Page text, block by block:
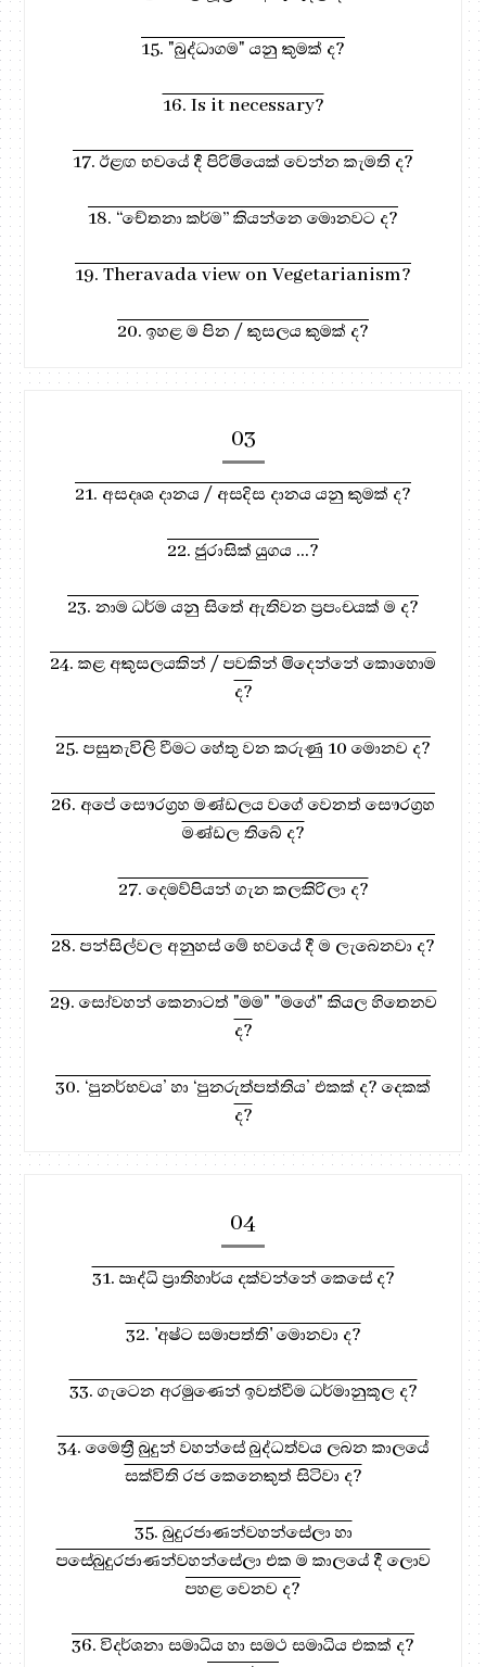
15. "බුද්ධාගම" යනු කුමක් ද?
16. Is it necessary?
17. ඊළඟ භවයේ දී පිරිමියෙක් වෙන්න කැමති ද?
18. “චේතනා කර්ම” කියන්නෙ මොනවට ද?
19. Theravada view on Vegetarianism?
20. ඉහළ ම පින / කුසලය කුමක් ද?
03
21. අසදෘශ දානය / අසදිස දානය යනු කුමක් ද?
22. ජුරාසික් යුගය ...?
23. නාම ධර්ම යනු සිතේ ඇතිවන ප්‍රපංචයක් ම ද?
24. කළ අකුසලයකින් / පවකින් මිදෙන්නේ කොහොම
ද?
25. පසුතැවිලි වීමට හේතු වන කරුණු 10 මොනව ද?
26. අපේ සෞරග්‍රහ මණ්ඩලය වගේ වෙනත් සෞරග්‍රහ
මණ්ඩල තිබේ ද?
27. දෙමව්පියන් ගැන කලකිරිලා ද?
28. පන්සිල්වල අනුහස් මේ භවයේ දී ම ලැබෙනවා ද?
29. සෝවහන් කෙනාටත් "මම" "මගේ" කියල හිතෙනව
ද?
30. ‘පුනර්භවය’ හා ‘පුනරුත්පත්තිය’ එකක් ද? දෙකක්
ද?
04
31. ඍද්ධි ප්‍රාතිහාර්ය දක්වන්නේ කෙසේ ද?
32. 'අෂ්ට සමාපත්ති' මොනවා ද?
33. ගැටෙන අරමුණෙන් ඉවත්වීම ධර්මානුකූල ද?
34. මෛත්‍රී බුදුන් වහන්සේ බුද්ධත්වය ලබන කාලයේ
සක්විති රජ කෙනෙකුත් සිටිවා ද?
35. බුදුරජාණන්වහන්සේලා හා
පසේබුදුරජාණන්වහන්සේලා එක ම කාලයේ දී ලොව
පහළ වෙනව ද?
36. විදර්ශනා සමාධිය හා සමථ සමාධිය එකක් ද?